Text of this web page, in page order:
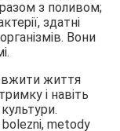
з поливом;
здатні
Вони
життя
і навіть